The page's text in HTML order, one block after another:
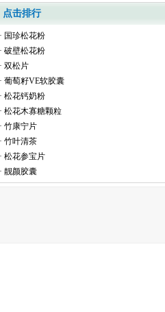
点击排行
· 国珍松花粉
· 破壁松花粉
· 双松片
· 葡萄籽VE软胶囊
· 松花钙奶粉
· 松花木寡糖颗粒
· 竹康宁片
· 竹叶清茶
· 松花参宝片
· 靓颜胶囊